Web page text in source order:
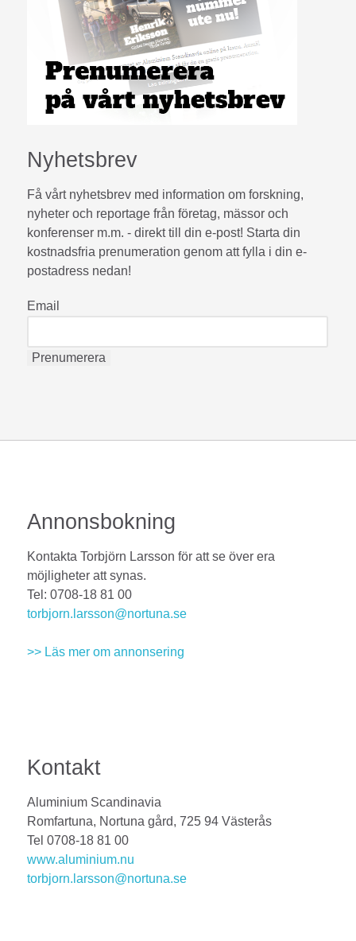
Nyhetsbrev
Få vårt nyhetsbrev med information om forskning,
nyheter och reportage från företag, mässor och
konferenser m.m. - direkt till din e-post! Starta din
kostnadsfria prenumeration genom att fylla i din e-
postadress nedan!
Email
Annonsbokning
Kontakta Torbjörn Larsson för att se över era
möjligheter att synas.
Tel: 0708-18 81 00
torbjorn.larsson@nortuna.se
>> Läs mer om annonsering
Kontakt
Aluminium Scandinavia
Romfartuna, Nortuna gård, 725 94 Västerås
Tel 0708-18 81 00
www.aluminium.nu
torbjorn.larsson@nortuna.se